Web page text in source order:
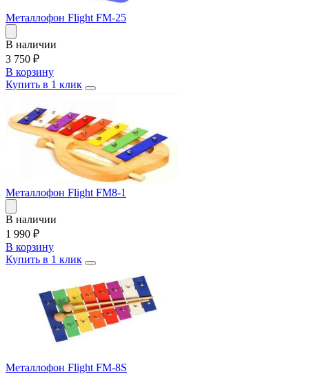
Металлофон Flight FM-25
В наличии
3 750 ₽
В корзину
Купить в 1 клик
Металлофон Flight FM8-1
В наличии
1 990 ₽
В корзину
Купить в 1 клик
Металлофон Flight FM-8S